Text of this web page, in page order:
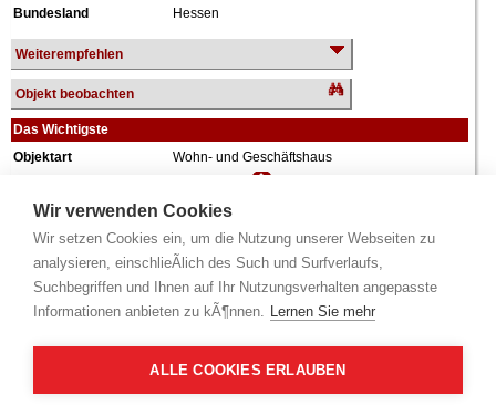
Wir verwenden Cookies
Wir setzen Cookies ein, um die Nutzung unserer Webseiten zu
analysieren, einschlieÃlich des Such und Surfverlaufs,
Suchbegriffen und Ihnen auf Ihr Nutzungsverhalten angepasste
Informationen anbieten zu kÃ¶nnen. Lernen Sie mehr
ALLE COOKIES ERLAUBEN
Bundesland
Hessen
Weiterempfehlen
Objekt beobachten
Das Wichtigste
Objektart
Wohn- und Geschäftshaus
Wiederholungstermin
Nein
ca. 1954
Grundstück
Gewerbefläche
967 m²
Wohnfläche
227 m²
Weiteres
Garage, Zweifamilienhaus sowie diverse
Gewerbeflächen und eine weitere Wohneinheit